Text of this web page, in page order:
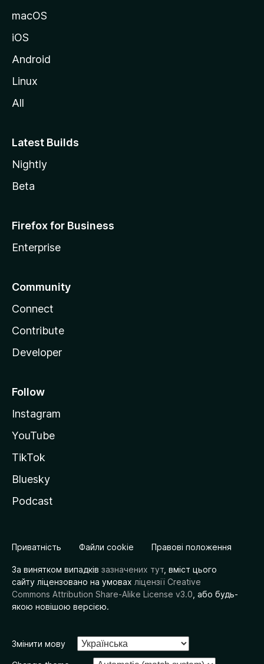
macOS
iOS
Android
Linux
All
Latest Builds
Nightly
Beta
Firefox for Business
Enterprise
Community
Connect
Contribute
Developer
Follow
Instagram
YouTube
TikTok
Bluesky
Podcast
Приватність Файли cookie Правові положення
За винятком випадків зазначених тут , вміст цього
сайту ліцензовано на умовах ліцензії Creative
Commons Attribution Share-Alike License v3.0 , або будь-
якою новішою версією.
Змінити мову